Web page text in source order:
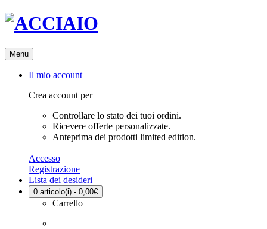
Menu
Il mio account
Crea account per
Controllare lo stato dei tuoi ordini.
Ricevere offerte personalizzate.
Anteprima dei prodotti limited edition.
Accesso
Registrazione
Lista dei desideri
0 articolo(i) - 0,00€
Carrello